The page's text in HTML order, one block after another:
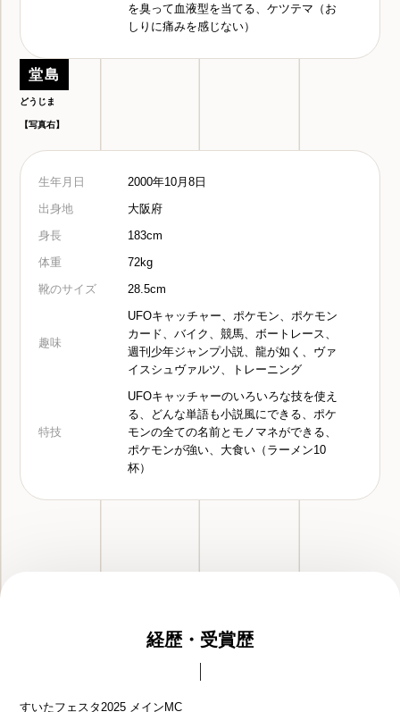
を臭って血液型を当てる、ケツテマ（お
しりに痛みを感じない）
堂島
どうじま
【写真右】
生年月日
2000年10月8日
出身地
大阪府
身長
183cm
体重
72kg
靴のサイズ
28.5cm
趣味
UFOキャッチャー、ポケモン、ポケモン
カード、バイク、競馬、ボートレース、
週刊少年ジャンプ小説、龍が如く、ヴァ
イスシュヴァルツ、トレーニング
特技
UFOキャッチャーのいろいろな技を使え
る、どんな単語も小説風にできる、ポケ
モンの全ての名前とモノマネができる、
ポケモンが強い、大食い（ラーメン10
杯）
経歴・受賞歴
すいたフェスタ2025 メインMC